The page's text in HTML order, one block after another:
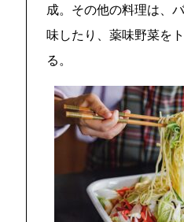
成。その他の料理は、
味したり、薬味野菜を
る。